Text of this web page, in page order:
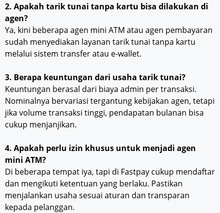
2. Apakah tarik tunai tanpa kartu bisa dilakukan di
agen?
Ya, kini beberapa agen mini ATM atau agen pembayaran
sudah menyediakan layanan tarik tunai tanpa kartu
melalui sistem transfer atau e-wallet.
3. Berapa keuntungan dari usaha tarik tunai?
Keuntungan berasal dari biaya admin per transaksi.
Nominalnya bervariasi tergantung kebijakan agen, tetapi
jika volume transaksi tinggi, pendapatan bulanan bisa
cukup menjanjikan.
4. Apakah perlu izin khusus untuk menjadi agen
mini ATM?
Di beberapa tempat iya, tapi di Fastpay cukup mendaftar
dan mengikuti ketentuan yang berlaku. Pastikan
menjalankan usaha sesuai aturan dan transparan
kepada pelanggan.